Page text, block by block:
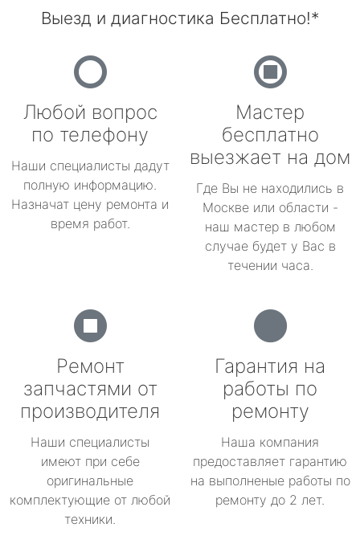
Выезд и диагностика Бесплатно!*
Любой вопрос
по телефону
Наши специалисты дадут
полную информацию.
Назначат цену ремонта и
время работ.
Мастер
бесплатно
выезжает на дом
Где Вы не находились в
Москве или области -
наш мастер в любом
случае будет у Вас в
течении часа.
Ремонт
запчастями от
производителя
Наши специалисты
имеют при себе
оригинальные
комплектующие от любой
техники.
Гарантия на
работы по
ремонту
Наша компания
предоставляет гарантию
на выполненые работы по
ремонту до 2 лет.